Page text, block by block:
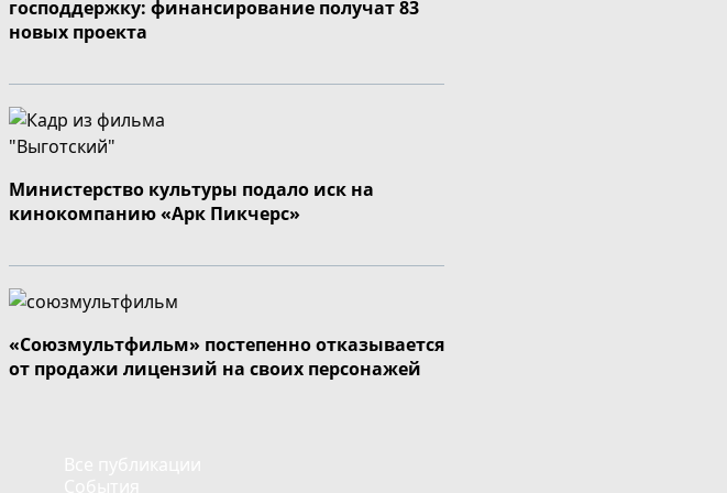
господдержку: финансирование получат 83
новых проекта
Министерство культуры подало иск на
кинокомпанию «Арк Пикчерс»
«Союзмультфильм» постепенно отказывается
от продажи лицензий на своих персонажей